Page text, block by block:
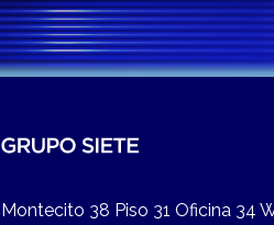
Montecito 38 Piso 31 Oficina 34